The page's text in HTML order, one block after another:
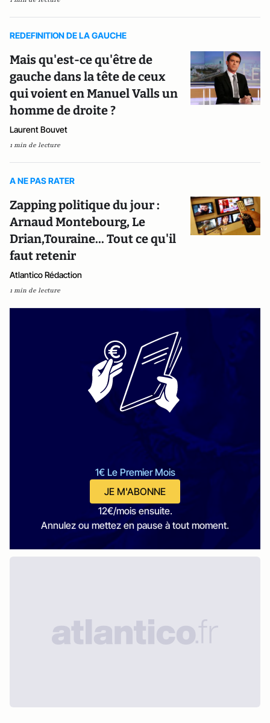
REDEFINITION DE LA GAUCHE
Mais qu'est-ce qu'être de
gauche dans la tête de ceux
qui voient en Manuel Valls un
homme de droite ?
Laurent Bouvet
1 min de lecture
A NE PAS RATER
Zapping politique du jour :
Arnaud Montebourg, Le
Drian,Touraine... Tout ce qu'il
faut retenir
Atlantico Rédaction
1 min de lecture
1€ Le Premier Mois
JE M'ABONNE
12€/mois ensuite.
Annulez ou mettez en pause à tout moment.